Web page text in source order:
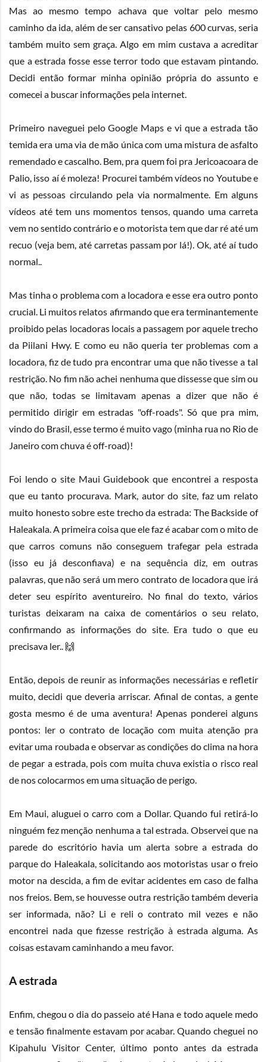
Mas ao mesmo tempo achava que voltar pelo mesmo
caminho da ida, além de ser cansativo pelas 600 curvas, seria
também muito sem graça. Algo em mim custava a acreditar
que a estrada fosse esse terror todo que estavam pintando.
Decidi então formar minha opinião própria do assunto e
comecei a buscar informações pela internet.
Primeiro naveguei pelo Google Maps e vi que a estrada tão
temida era uma via de mão única com uma mistura de asfalto
remendado e cascalho. Bem, pra quem foi pra Jericoacoara de
Palio, isso aí é moleza! Procurei também vídeos no Youtube e
vi as pessoas circulando pela via normalmente. Em alguns
vídeos até tem uns momentos tensos, quando uma carreta
vem no sentido contrário e o motorista tem que dar ré até um
recuo (veja bem, até carretas passam por lá!). Ok, até aí tudo
normal..
Mas tinha o problema com a locadora e esse era outro ponto
crucial. Li muitos relatos afirmando que era terminantemente
proibido pelas locadoras locais a passagem por aquele trecho
da Piilani Hwy. E como eu não queria ter problemas com a
locadora, fiz de tudo pra encontrar uma que não tivesse a tal
restrição. No fim não achei nenhuma que dissesse que sim ou
que não, todas se limitavam apenas a dizer que não é
permitido dirigir em estradas "off-roads". Só que pra mim,
vindo do Brasil, esse termo é muito vago (minha rua no Rio de
Janeiro com chuva é off-road)!
Foi lendo o site Maui Guidebook que encontrei a resposta
que eu tanto procurava. Mark, autor do site, faz um relato
muito honesto sobre este trecho da estrada: The Backside of
Haleakala. A primeira coisa que ele faz é acabar com o mito de
que carros comuns não conseguem trafegar pela estrada
(isso eu já desconfiava) e na sequência diz, em outras
palavras, que não será um mero contrato de locadora que irá
deter seu espírito aventureiro. No final do texto, vários
turistas deixaram na caixa de comentários o seu relato,
confirmando as informações do site. Era tudo o que eu
precisava ler.. 🙌
Então, depois de reunir as informações necessárias e refletir
muito, decidi que deveria arriscar. Afinal de contas, a gente
gosta mesmo é de uma aventura! Apenas ponderei alguns
pontos: ler o contrato de locação com muita atenção pra
evitar uma roubada e observar as condições do clima na hora
de pegar a estrada, pois com muita chuva existia o risco real
de nos colocarmos em uma situação de perigo.
Em Maui, aluguei o carro com a Dollar. Quando fui retirá-lo
ninguém fez menção nenhuma a tal estrada. Observei que na
parede do escritório havia um alerta sobre a estrada do
parque do Haleakala, solicitando aos motoristas usar o freio
motor na descida, a fim de evitar acidentes em caso de falha
nos freios. Bem, se houvesse outra restrição também deveria
ser informada, não? Li e reli o contrato mil vezes e não
encontrei nada que fizesse restrição à estrada alguma. As
coisas estavam caminhando a meu favor.
A estrada
Enfim, chegou o dia do passeio até Hana e todo aquele medo
e tensão finalmente estavam por acabar. Quando cheguei no
Kipahulu Visitor Center, último ponto antes da estrada